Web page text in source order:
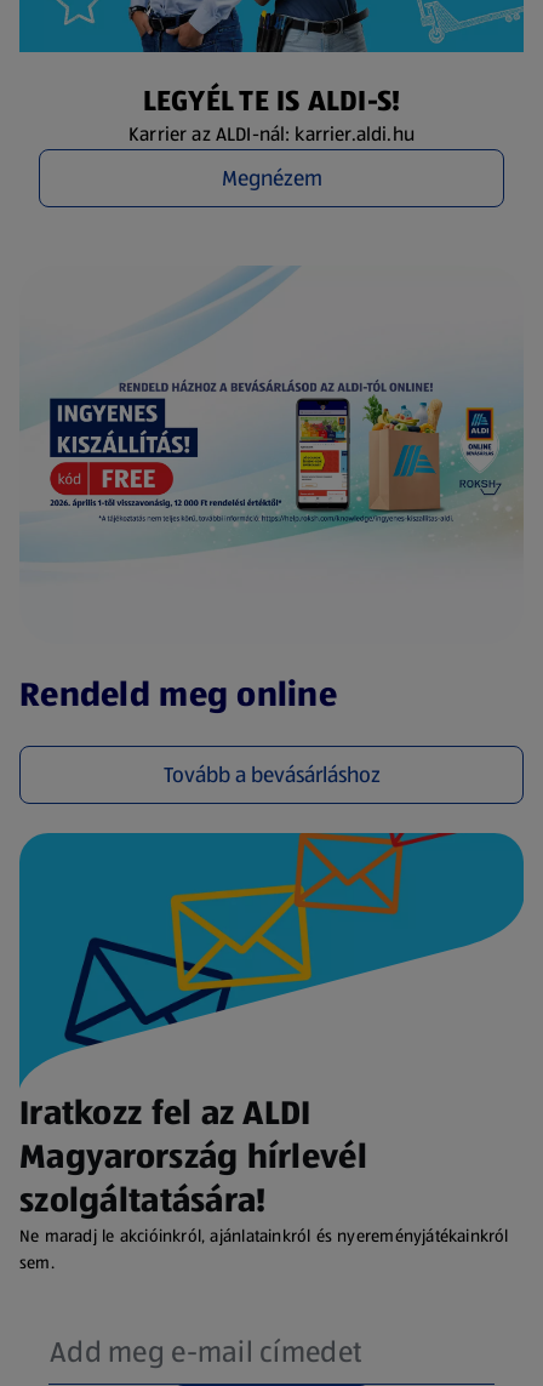
LEGYÉL TE IS ALDI-S!
Karrier az ALDI-nál: karrier.aldi.hu
Megnézem
Rendeld meg online
Tovább a bevásárláshoz
(új oldalon nyílik meg)
Iratkozz fel az ALDI
Magyarország hírlevél
szolgáltatására!
Ne maradj le akcióinkról, ajánlatainkról és nyereményjátékainkról
sem.